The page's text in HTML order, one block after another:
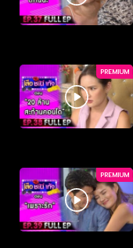
PREMIUM
PREMIUM